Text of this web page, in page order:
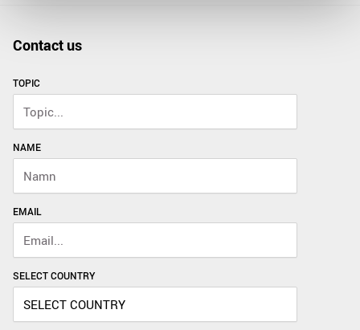
Contact us
TOPIC
NAME
EMAIL
SELECT COUNTRY